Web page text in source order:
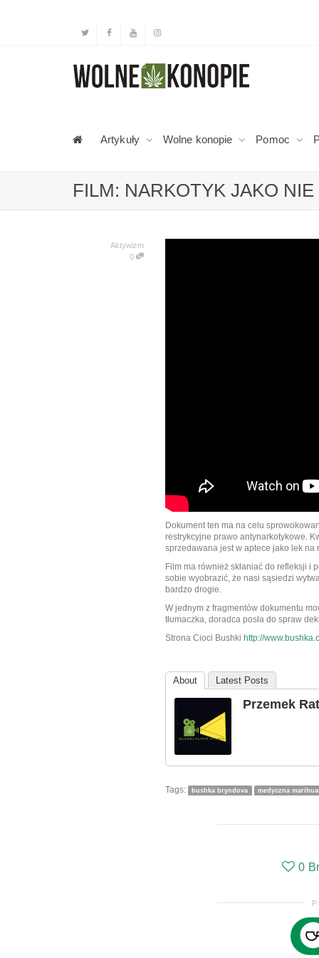
Artykuły Wolne konopie Pomoc
FILM: NARKOTYK JAKO
Aktywizm
0
Dokument ten ma na celu
restrykcyjne prawo antynarkotykowe.
sprzedawana jest w aptece jako lek na
Film ma również skłaniać do refleksji i
sobie wyobrazić, że nasi sąsiedzi
bardzo drogie.
W jednym z fragmentów dokumentu
tłumaczka, doradca posła do spraw
Strona Cioci Bushki http://
About Latest Posts
Przemek
Tags: bushka bryndova medyczna
0